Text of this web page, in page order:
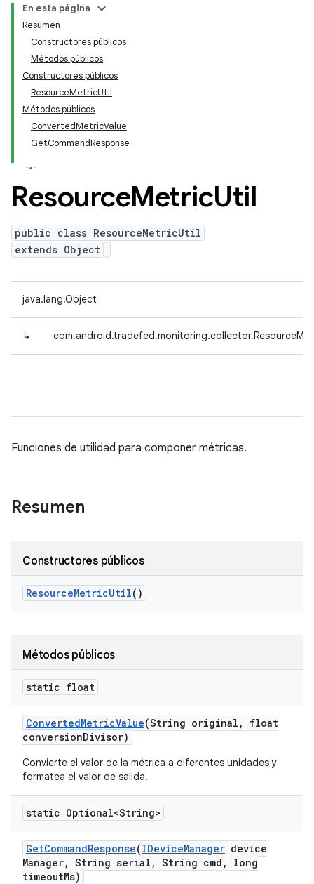
En esta página
Resumen
Constructores públicos
Métodos públicos
Constructores públicos
ResourceMetricUtil
Métodos públicos
ConvertedMetricValue
GetCommandResponse
ResourceMetricUtil
public class ResourceMetricUtil
extends Object
java.lang.Object
↳
Funciones de utilidad para componer métricas.
Resumen
Constructores públicos
ResourceMetricUtil()
Métodos públicos
static float
ConvertedMetricValue(String original ,
float
conversionDivisor)
Convierte el valor de la métrica a diferentes unidades y
formatea el valor de salida.
static Optional<String>
GetCommandResponse(IDeviceManager device
Manager, String serial , String cmd ,
long
timeoutMs)